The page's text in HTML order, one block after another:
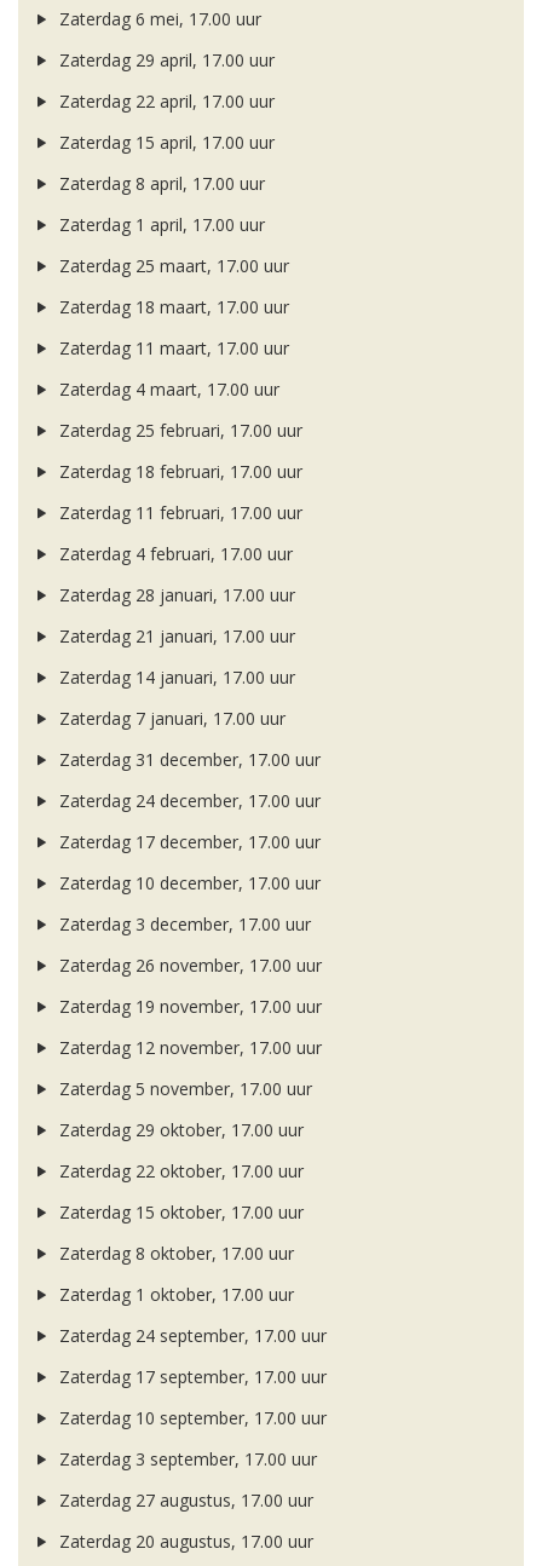
Zaterdag 6 mei, 17.00 uur
Zaterdag 29 april, 17.00 uur
Zaterdag 22 april, 17.00 uur
Zaterdag 15 april, 17.00 uur
Zaterdag 8 april, 17.00 uur
Zaterdag 1 april, 17.00 uur
Zaterdag 25 maart, 17.00 uur
Zaterdag 18 maart, 17.00 uur
Zaterdag 11 maart, 17.00 uur
Zaterdag 4 maart, 17.00 uur
Zaterdag 25 februari, 17.00 uur
Zaterdag 18 februari, 17.00 uur
Zaterdag 11 februari, 17.00 uur
Zaterdag 4 februari, 17.00 uur
Zaterdag 28 januari, 17.00 uur
Zaterdag 21 januari, 17.00 uur
Zaterdag 14 januari, 17.00 uur
Zaterdag 7 januari, 17.00 uur
Zaterdag 31 december, 17.00 uur
Zaterdag 24 december, 17.00 uur
Zaterdag 17 december, 17.00 uur
Zaterdag 10 december, 17.00 uur
Zaterdag 3 december, 17.00 uur
Zaterdag 26 november, 17.00 uur
Zaterdag 19 november, 17.00 uur
Zaterdag 12 november, 17.00 uur
Zaterdag 5 november, 17.00 uur
Zaterdag 29 oktober, 17.00 uur
Zaterdag 22 oktober, 17.00 uur
Zaterdag 15 oktober, 17.00 uur
Zaterdag 8 oktober, 17.00 uur
Zaterdag 1 oktober, 17.00 uur
Zaterdag 24 september, 17.00 uur
Zaterdag 17 september, 17.00 uur
Zaterdag 10 september, 17.00 uur
Zaterdag 3 september, 17.00 uur
Zaterdag 27 augustus, 17.00 uur
Zaterdag 20 augustus, 17.00 uur